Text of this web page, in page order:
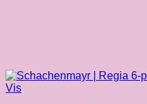
Vis